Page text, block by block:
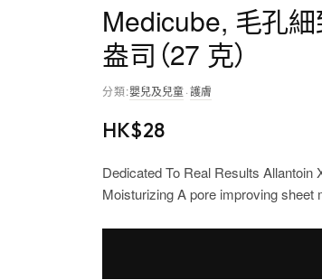
Medicube, 毛孔細
盎司（27 克）
分類:嬰兒及兒童·護膚
HK$28
Dedicated To Real Results
Moisturizing A pore improving sheet